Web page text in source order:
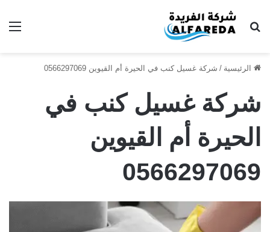
بحث عن
الرئيسية / شركة غسيل كنب في الحيرة أم القيوين 0566297069
شركة غسيل كنب في
الحيرة أم القيوين
0566297069